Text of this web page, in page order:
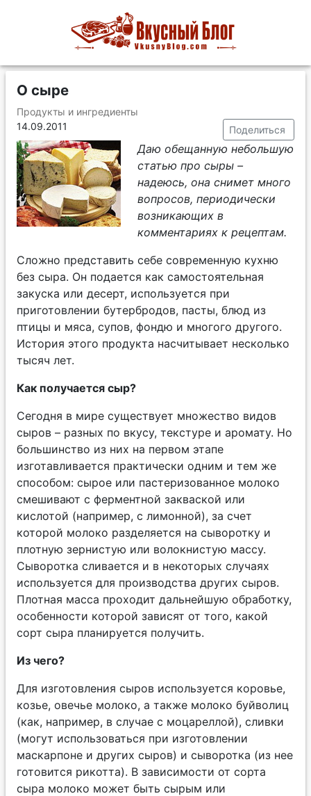
О сыре
Продукты и ингредиенты
14.09.2011
Поделиться
Даю обещанную небольшую
статью про сыры –
надеюсь, она снимет много
вопросов, периодически
возникающих в
комментариях к рецептам.
Сложно представить себе современную кухню
без сыра. Он подается как самостоятельная
закуска или десерт, используется при
приготовлении бутербродов, пасты, блюд из
птицы и мяса, супов, фондю и многого другого.
История этого продукта насчитывает несколько
тысяч лет.
Как получается сыр?
Сегодня в мире существует множество видов
сыров – разных по вкусу, текстуре и аромату. Но
большинство из них на первом этапе
изготавливается практически одним и тем же
способом: сырое или пастеризованное молоко
смешивают с ферментной закваской или
кислотой (например, с лимонной), за счет
которой молоко разделяется на сыворотку и
плотную зернистую или волокнистую массу.
Сыворотка сливается и в некоторых случаях
используется для производства других сыров.
Плотная масса проходит дальнейшую обработку,
особенности которой зависят от того, какой
сорт сыра планируется получить.
Из чего?
Для изготовления сыров используется коровье,
козье, овечье молоко, а также молоко буйволиц
(как, например, в случае с моцареллой), сливки
(могут использоваться при изготовлении
маскарпоне и других сыров) и сыворотка (из нее
готовится рикотта). В зависимости от сорта
сыра молоко может быть сырым или